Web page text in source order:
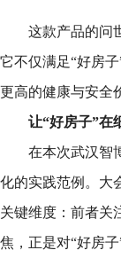
这款产品的问
它不仅满足“好房
更高的健康与安全
让“好房子”在
在本次武汉智
化的实践范例。大
关键维度：前者关
焦，正是对“好房